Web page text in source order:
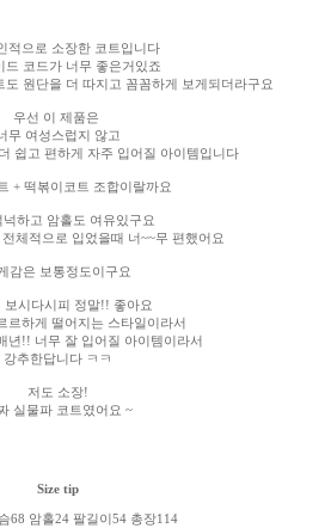
적으로 소장한 코트입니다
드 코드가 너무 좋은거있죠
도 원단을 더 따지고 꼼꼼하게 보게되더라구요
우선 이 제품은
무 여성스럽지 않고
쉽고 편하게 자주 입어질 아이템입니다
+ 떡볶이코트 조합이랄까요
넉하고 암홀도 여유있구요
체적으로 입었을때 너~~무 편했어요
감은 보통정도이구요
보시다시피 정말!! 좋아요
르하게 떨어지는 스타일이라서
년!! 너무 잘 입어질 아이템이라서
강추한답니다 ㅋㅋ
저도 소장!
실물파 코트였어요 ~
Size tip
68 암홀24 팔길이54 총장114